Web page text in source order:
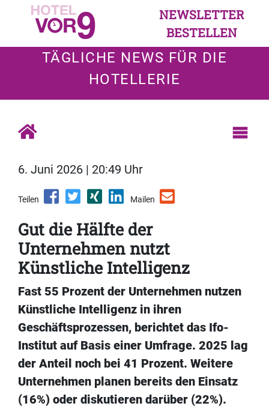
NEWSLETTER
BESTELLEN
TÄGLICHE NEWS FÜR DIE
HOTELLERIE
6. Juni 2026 | 20:49 Uhr
Teilen Mailen
Gut die Hälfte der
Unternehmen nutzt
Künstliche Intelligenz
Fast 55 Prozent der Unternehmen nutzen
Künstliche Intelligenz in ihren
Geschäftsprozessen, berichtet das Ifo-
Institut auf Basis einer Umfrage. 2025 lag
der Anteil noch bei 41 Prozent. Weitere
Unternehmen planen bereits den Einsatz
(16%) oder diskutieren darüber (22%).